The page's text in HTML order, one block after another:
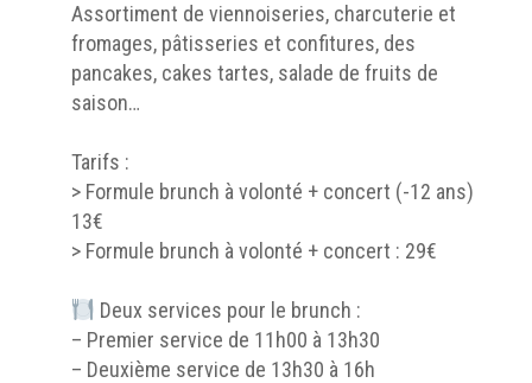
Assortiment de viennoiseries, charcuterie et
fromages, pâtisseries et confitures, des
pancakes, cakes tartes, salade de fruits de
saison…
Tarifs :
> Formule brunch à volonté + concert (-12 ans) :
13€
> Formule brunch à volonté + concert : 29€
Deux services pour le brunch :
– Premier service de 11h00 à 13h30
– Deuxième service de 13h30 à 16h